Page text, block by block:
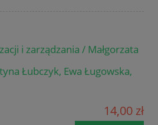
i zarządzania / Małgorzata
Łubczyk, Ewa Ługowska,
14,00 zł